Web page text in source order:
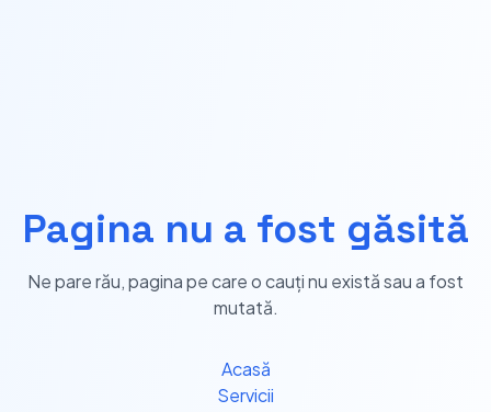
Pagina nu a fost găsită
Ne pare rău, pagina pe care o cauți nu există sau a fost
mutată.
Acasă
Servicii